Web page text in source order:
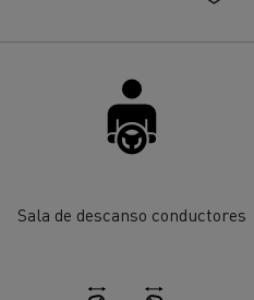
Sala de descanso conductores